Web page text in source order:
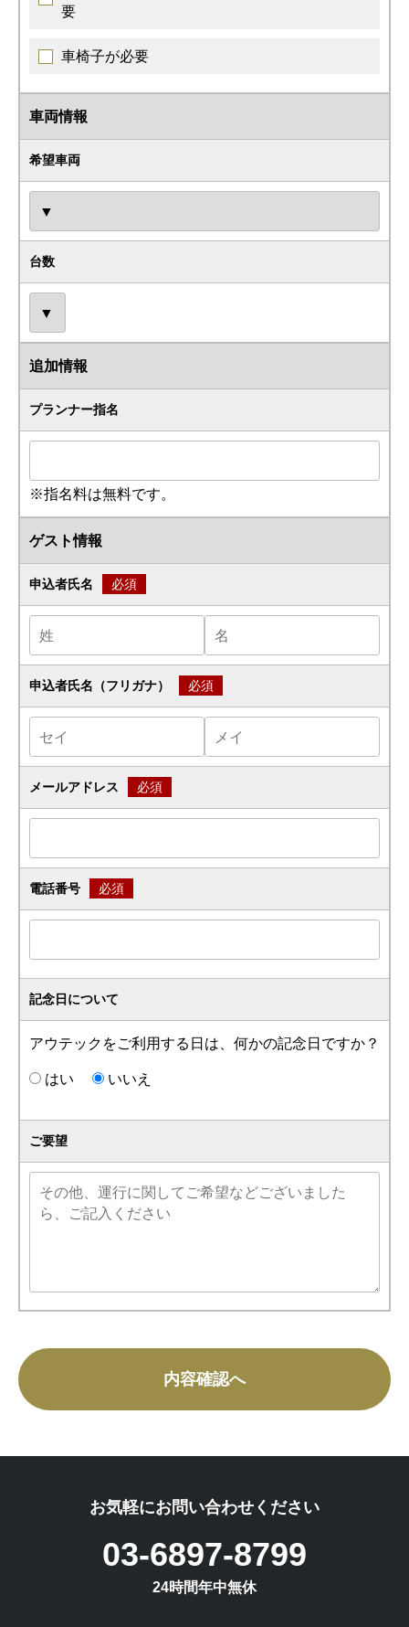
要
車椅子が必要
車両情報
希望車両
台数
追加情報
プランナー指名
※指名料は無料です。
ゲスト情報
申込者氏名 必須
申込者氏名（フリガナ） 必須
メールアドレス 必須
電話番号 必須
記念日について
アウテックをご利用する日は、何かの記念日ですか？
はい いいえ
ご要望
お気軽にお問い合わせください
03-6897-8799
24時間年中無休